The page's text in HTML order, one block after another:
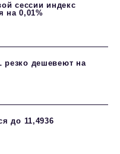
сессии индекс
на 0,01%
дешевеют на
до 11,4936